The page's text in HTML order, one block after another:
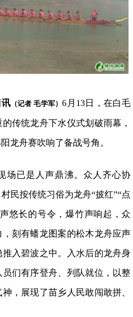
讯 （记者 毛学军）6月13日，在白毛
传统龙舟下水仪式划破雨幕，
龙舟赛吹响了备战号角。
场已是人声鼎沸。众人齐心协
民按传统习俗为龙舟“披红”“点
悠长的号令，爆竹声响起，众
刻有蟠龙图案的松木龙舟应声
入碧波之中。入水后的龙舟身
们有序登舟、列队就位，以整
，展现了苗乡人民敢闯敢拼、